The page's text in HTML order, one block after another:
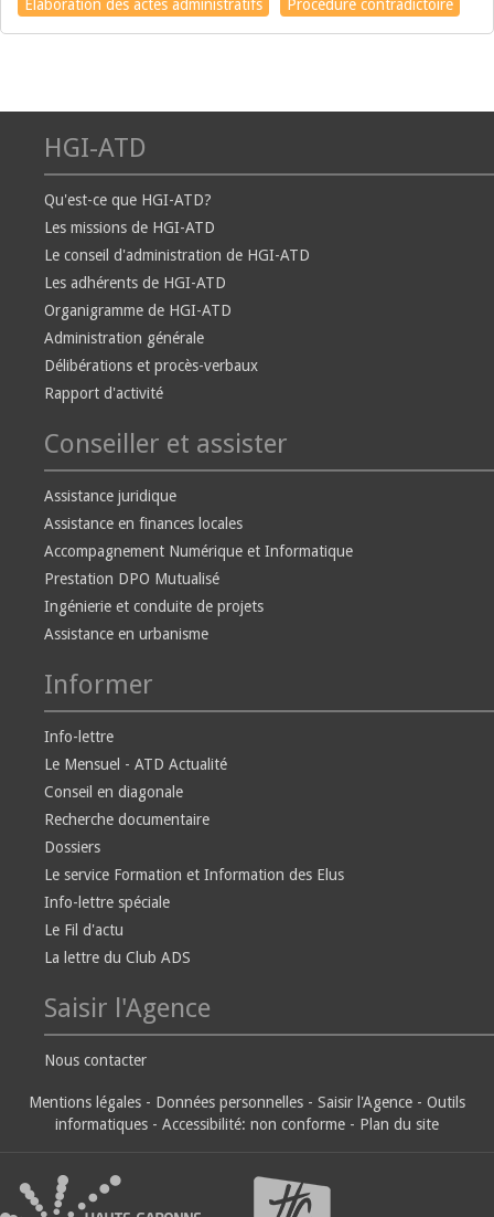
Elaboration des actes administratifs
Procédure contradictoire
HGI-ATD
Qu'est-ce que HGI-ATD?
Les missions de HGI-ATD
Le conseil d'administration de HGI-ATD
Les adhérents de HGI-ATD
Organigramme de HGI-ATD
Administration générale
Délibérations et procès-verbaux
Rapport d'activité
Conseiller et assister
Assistance juridique
Assistance en finances locales
Accompagnement Numérique et Informatique
Prestation DPO Mutualisé
Ingénierie et conduite de projets
Assistance en urbanisme
Informer
Info-lettre
Le Mensuel - ATD Actualité
Conseil en diagonale
Recherche documentaire
Dossiers
Le service Formation et Information des Elus
Info-lettre spéciale
Le Fil d'actu
La lettre du Club ADS
Saisir l'Agence
Nous contacter
Mentions légales - Données personnelles - Saisir l'Agence - Outils
informatiques - Accessibilité: non conforme - Plan du site